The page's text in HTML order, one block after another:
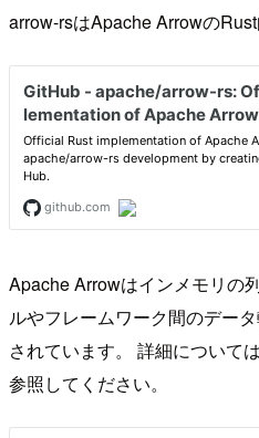
arrow-rsはApache ArrowのRust
Apache Arrowはインメモリの
ルやフレームワーク間のデー
されています。 詳細について
参照してください。